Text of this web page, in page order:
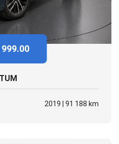
999.00
2019 | 91 188 km